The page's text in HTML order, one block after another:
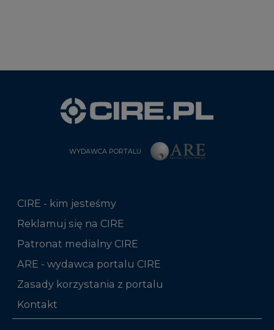
WYDAWCA PORTALU
CIRE - kim jesteśmy
Reklamuj się na CIRE
Patronat medialny CIRE
ARE - wydawca portalu CIRE
Zasady korzystania z portalu
Kontakt